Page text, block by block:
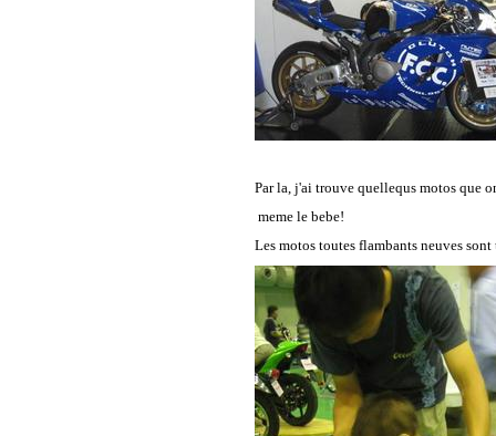
Par la, j'ai trouve quellequs motos que
meme le bebe!
Les motos toutes flambants neuves sont